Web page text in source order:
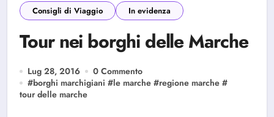
Consigli di Viaggio In evidenza
Tour nei borghi delle Marche
Lug 28, 2016
0 Commento
#borghi marchigiani #le marche #regione marche #
tour delle marche